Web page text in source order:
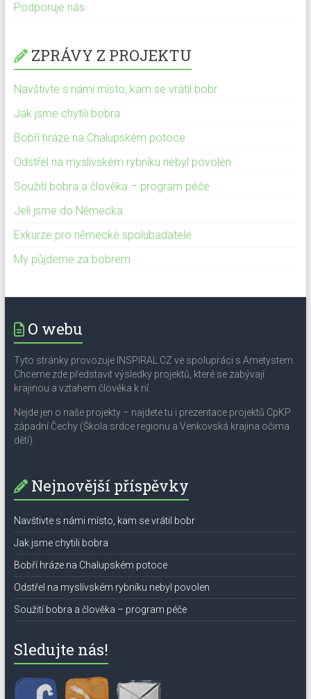
Podporuje nás
ZPRÁVY Z PROJEKTU
Navštivte s námi místo, kam se vrátil bobr
Jak jsme chytili bobra
Bobří hráze na Chalupském potoce
Odstřel na myslívském rybníku nebyl povolen
Soužití bobra a člověka – program péče
Jeli jsme do Německa
Exkurze pro německé spolubadatele
My půjdeme za bobrem
O webu
Tyto stránky provozuje INSPIRAL.CZ ve spolupráci s Ametystem.
Chceme zde představit výsledky projektů, které se zabývají
krajinou a vztahem člověka k ní.
Nejde jen o naše projekty – najdete tu i prezentace projektů CpKP
západní Čechy (Škola srdce regionu a Venkovská krajina očima
dětí).
Nejnovější příspěvky
Navštivte s námi místo, kam se vrátil bobr
Jak jsme chytili bobra
Bobří hráze na Chalupském potoce
Odstřel na myslívském rybníku nebyl povolen
Soužití bobra a člověka – program péče
Sledujte nás!